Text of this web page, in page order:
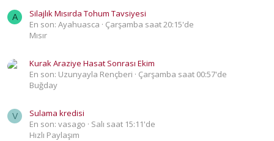
A
Silajlık Mısırda Tohum Tavsiyesi
En son: Ayahuasca
Çarşamba saat 20:15'de
Mısır
Kurak Araziye Hasat Sonrası Ekim
En son: Uzunyayla Rençberi
Çarşamba saat 00:57'de
Buğday
V
Sulama kredisi
En son: vasago
Salı saat 15:11'de
Hızlı Paylaşım